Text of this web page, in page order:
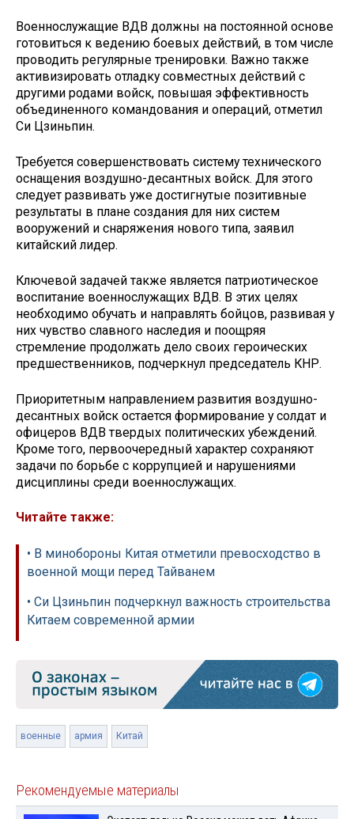
Военнослужащие ВДВ должны на постоянной основе
готовиться к ведению боевых действий, в том числе
проводить регулярные тренировки. Важно также
активизировать отладку совместных действий с
другими родами войск, повышая эффективность
объединенного командования и операций, отметил
Си Цзиньпин.
Требуется совершенствовать систему технического
оснащения воздушно-десантных войск. Для этого
следует развивать уже достигнутые позитивные
результаты в плане создания для них систем
вооружений и снаряжения нового типа, заявил
китайский лидер.
Ключевой задачей также является патриотическое
воспитание военнослужащих ВДВ. В этих целях
необходимо обучать и направлять бойцов, развивая у
них чувство славного наследия и поощряя
стремление продолжать дело своих героических
предшественников, подчеркнул председатель КНР.
Приоритетным направлением развития воздушно-
десантных войск остается формирование у солдат и
офицеров ВДВ твердых политических убеждений.
Кроме того, первоочередный характер сохраняют
задачи по борьбе с коррупцией и нарушениями
дисциплины среди военнослужащих.
Читайте также:
• В минобороны Китая отметили превосходство в
военной мощи перед Тайванем
• Си Цзиньпин подчеркнул важность строительства
Китаем современной армии
военные армия Китай
Рекомендуемые материалы